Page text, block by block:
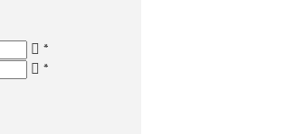
*
*